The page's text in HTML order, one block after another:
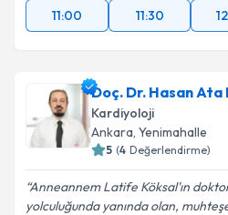
11:00
11:30
Doç. Dr. Hasan Ata
Kardiyoloji
Ankara, Yenimahalle
5 (4 Değerlendirme)
Anneannem Latife Köksal'ın
yolculuğunda yanında olan,